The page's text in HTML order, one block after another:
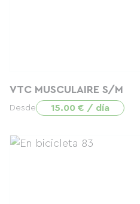
VTC MUSCULAIRE S/M
Desde 15.00 € / día